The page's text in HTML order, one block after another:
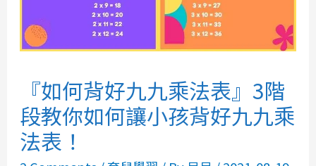
『如何背好九九乘法表』3階
段教你如何讓小孩背好九九乘
法表！